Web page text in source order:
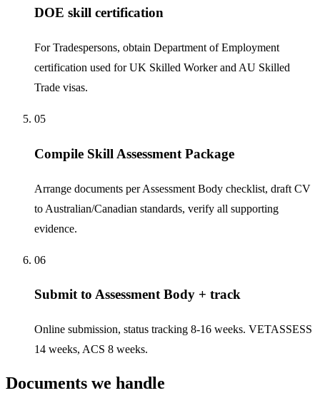
DOE skill certification
For Tradespersons, obtain Department of Employment
certification used for UK Skilled Worker and AU Skilled
Trade visas.
05
Compile Skill Assessment Package
Arrange documents per Assessment Body checklist, draft CV
to Australian/Canadian standards, verify all supporting
evidence.
06
Submit to Assessment Body + track
Online submission, status tracking 8-16 weeks. VETASSESS
14 weeks, ACS 8 weeks.
Documents we handle